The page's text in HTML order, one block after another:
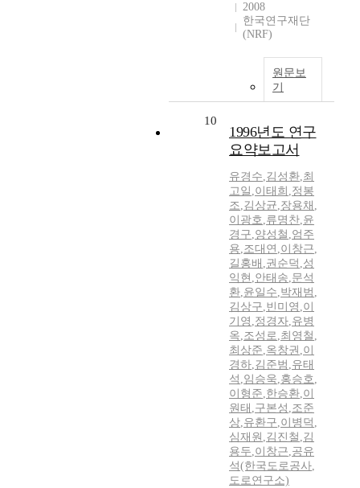
2008
한국연구재단
(NRF)
원문보
기
10
1996년도 연구
요약보고서
유경수,김성환,최
고일 ,이태희 ,정봉
조,김상균,장용채 ,
이광호,류명찬,윤
경구,양성철 ,엄주
용,조대연 ,이창근,
길홍배 ,권순덕 ,성
익현 ,안태송,문석
환,윤일수,박재범 ,
김상구,빈미영 ,이
기영 ,정경자,유병
옥,조성로,최영철 ,
최상준,옥창권 ,이
경하,김준범 ,유태
석 ,임승욱,홍승호,
이형준,한승환,이
원태 ,구본성 ,조준
상,유환구,이병덕 ,
심재원 ,김진철 ,김
용두,이창근,공유
석(한국도로공사,
도로연구소)